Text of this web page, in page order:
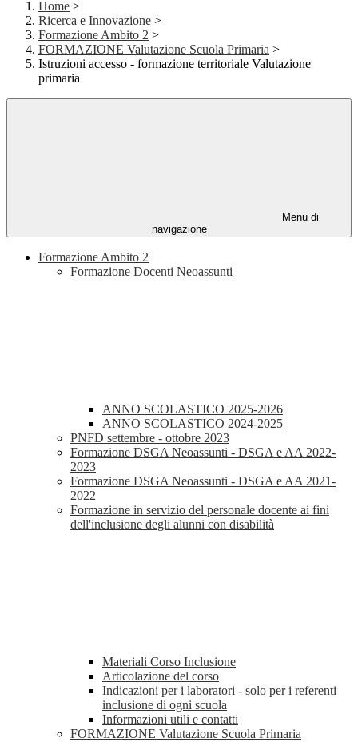
Home >
Ricerca e Innovazione >
Formazione Ambito 2 >
FORMAZIONE Valutazione Scuola Primaria >
Istruzioni accesso - formazione territoriale Valutazione
primaria
Menu di
navigazione
Formazione Ambito 2
Formazione Docenti Neoassunti
ANNO SCOLASTICO 2025-2026
ANNO SCOLASTICO 2024-2025
PNFD settembre - ottobre 2023
Formazione DSGA Neoassunti - DSGA e AA 2022-
2023
Formazione DSGA Neoassunti - DSGA e AA 2021-
2022
Formazione in servizio del personale docente ai fini
dell'inclusione degli alunni con disabilità
Materiali Corso Inclusione
Articolazione del corso
Indicazioni per i laboratori - solo per i referenti
inclusione di ogni scuola
Informazioni utili e contatti
FORMAZIONE Valutazione Scuola Primaria